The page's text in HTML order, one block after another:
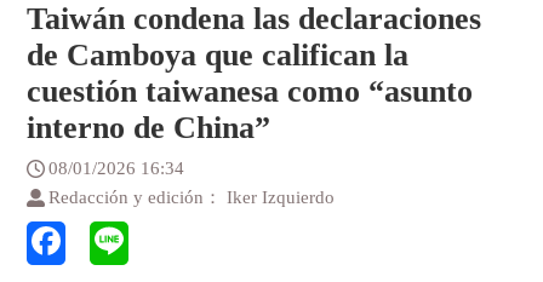
Taiwán condena las declaraciones
de Camboya que califican la
cuestión taiwanesa como “asunto
interno de China”
08/01/2026 16:34
Redacción y edición： Iker Izquierdo